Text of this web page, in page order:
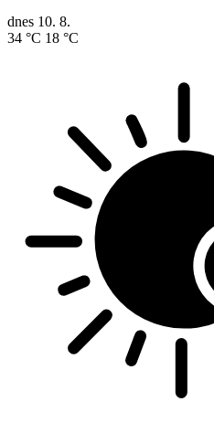
dnes 10. 8.
34 °C 18 °C